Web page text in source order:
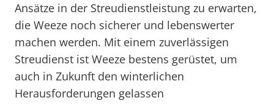
Ansätze in der Streudienstleistung zu erwarten,
die Weeze noch sicherer und lebenswerter
machen werden. Mit einem zuverlässigen
Streudienst ist Weeze bestens gerüstet, um
auch in Zukunft den winterlichen
Herausforderungen gelassen